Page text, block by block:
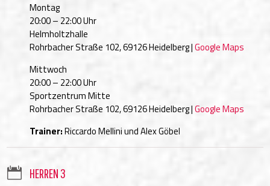
Montag
20:00 – 22:00 Uhr
Helmholtzhalle
Rohrbacher Straße 102, 69126 Heidelberg |Google Maps
Mittwoch
20:00 – 22:00 Uhr
Sportzentrum Mitte
Rohrbacher Straße 102, 69126 Heidelberg |Google Maps
Trainer:Riccardo Mellini und Alex Göbel
 HERREN 3